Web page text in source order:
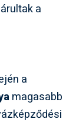
a
a
magasabb